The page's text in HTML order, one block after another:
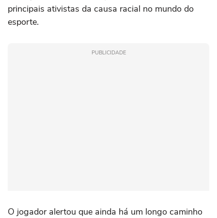
principais ativistas da causa racial no mundo do
esporte.
PUBLICIDADE
O jogador alertou que ainda há um longo caminho